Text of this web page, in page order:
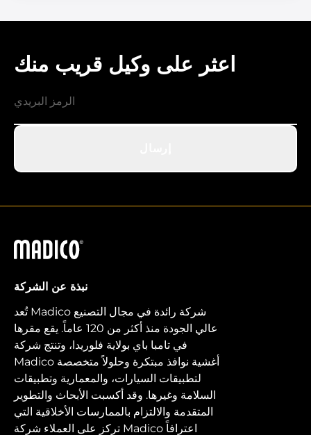
اعثر على وكيل قريب منك
ماديكو
نبذة عن الشركة
تُعد Madico شركة رائدة في مجال التصنيع
عالي الجودة منذ أكثر من 120 عاماً. يقع مقرها
في تامبا باي بولاية فلوريدا، وتنتج شركة
Madico أغشية نوافذ مبتكرة وحلولاً متخصصة
لتطبيقات السيارات، والمعمارية وتطبيقات
السلامة وغيرها. وقد أكسبت الأبحاث والتطوير
المتقدمة والالتزام بالممارسات الأخلاقية التي
تركز على العملاء شركة Madico اعترافاً